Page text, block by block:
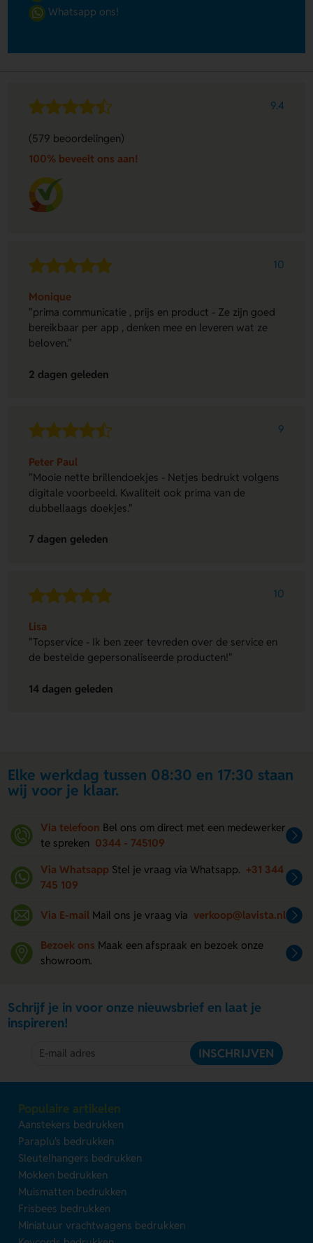
Whatsapp ons!
9.4
(579 beoordelingen)
100% beveelt ons aan!
10
Monique
"prima communicatie , prijs en product - Ze zijn goed
bereikbaar per app , denken mee en leveren wat ze
beloven."
2 dagen geleden
9
Peter Paul
"Mooie nette brillendoekjes - Netjes bedrukt volgens
digitale voorbeeld. Kwaliteit ook prima van de
dubbellaags doekjes."
7 dagen geleden
10
Lisa
"Topservice - Ik ben zeer tevreden over de service en
de bestelde gepersonaliseerde producten!"
14 dagen geleden
Elke werkdag tussen 08:30 en 17:30 staan
wij voor je klaar.
Via telefoon Bel ons om direct met een medewerker
te spreken 0344 - 745109
Via Whatsapp Stel je vraag via Whatsapp. +31 344
745 109
Via E-mail Mail ons je vraag via verkoop@lavista.nl
Bezoek ons Maak een afspraak en bezoek onze
showroom.
Schrijf je in voor onze nieuwsbrief en laat je
inspireren!
INSCHRIJVEN
Populaire artikelen
Aanstekers bedrukken
Paraplu's bedrukken
Sleutelhangers bedrukken
Mokken bedrukken
Muismatten bedrukken
Frisbees bedrukken
Miniatuur vrachtwagens bedrukken